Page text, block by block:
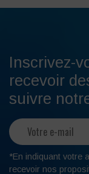
Inscrivez-
recevoir
suivre
*En indiquant votre
recevoir nos